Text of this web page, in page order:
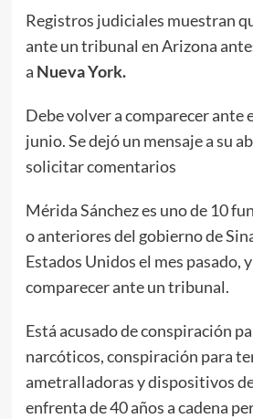
Registros judiciales muestran
ante un tribunal en Arizona
a Nueva York.
Debe volver a comparecer ante
junio. Se dejó un mensaje a su
solicitar comentarios
Mérida Sánchez es uno de 10
o anteriores del gobierno de
Estados Unidos el mes pasado,
comparecer ante un tribunal.
Está acusado de conspiración
narcóticos, conspiración para
ametralladoras y dispositivos
enfrenta de 40 años a cadena